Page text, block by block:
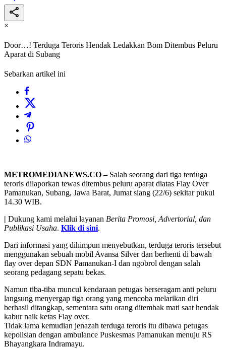
×
Door…! Terduga Teroris Hendak Ledakkan Bom Ditembus Peluru
Aparat di Subang
Sebarkan artikel ini
METROMEDIANEWS.CO –Salah seorang dari tiga terduga
teroris dilaporkan tewas ditembus peluru aparat diatas Flay Over
Pamanukan, Subang, Jawa Barat, Jumat siang (22/6) sekitar pukul
14.30 WIB.
| Dukung kami melalui layanan Berita Promosi, Advertorial, dan
Publikasi Usaha. Klik di sini.
Dari informasi yang dihimpun menyebutkan, terduga teroris tersebut
menggunakan sebuah mobil Avansa Silver dan berhenti di bawah
flay over depan SDN Pamanukan-I dan ngobrol dengan salah
seorang pedagang sepatu bekas.
Namun tiba-tiba muncul kendaraan petugas berseragam anti peluru
langsung menyergap tiga orang yang mencoba melarikan diri
berhasil ditangkap, sementara satu orang ditembak mati saat hendak
kabur naik ketas Flay over.
Tidak lama kemudian jenazah terduga teroris itu dibawa petugas
kepolisian dengan ambulance Puskesmas Pamanukan menuju RS
Bhayangkara Indramayu.